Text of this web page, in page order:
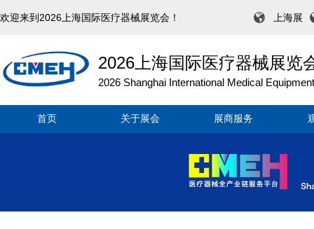
欢迎来到2026上海国际医疗器械展览会！ 上海展
2026上海国际医疗器械展览
2026 Shanghai International Medical
首页 关于展会 展商服务